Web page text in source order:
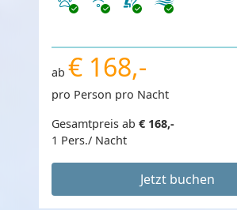
ab € 168,-
pro Person pro Nacht
Gesamtpreis ab € 168,-
1 Pers./ Nacht
Jetzt buchen